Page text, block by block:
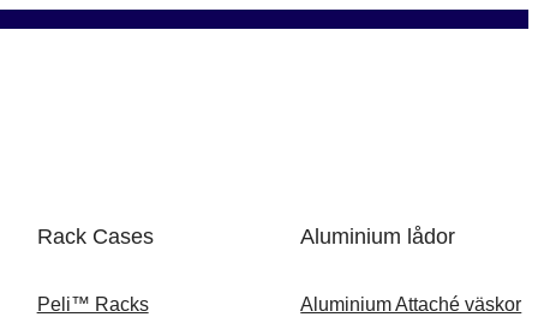
Rack Cases
Peli™ Racks
Aluminium lådor
Aluminium Attaché väskor